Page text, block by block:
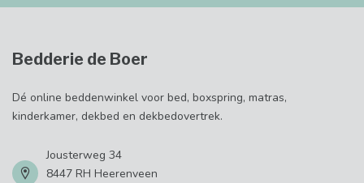
Bedderie de Boer
Dé online beddenwinkel voor bed, boxspring, matras,
kinderkamer, dekbed en dekbedovertrek.
Jousterweg 34
8447 RH Heerenveen